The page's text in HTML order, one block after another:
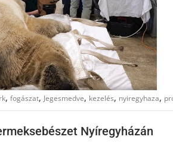
, fogászat, Jegesmedve, kezelés, nyiregyhaza,
Nyíregyházán